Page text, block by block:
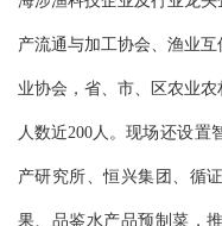
产流通与加工协会、渔业
业协会，省、市、区农业
人数近200人。 现场还设置
产研究所、恒兴集团、循
果、品鉴水产品预制菜，